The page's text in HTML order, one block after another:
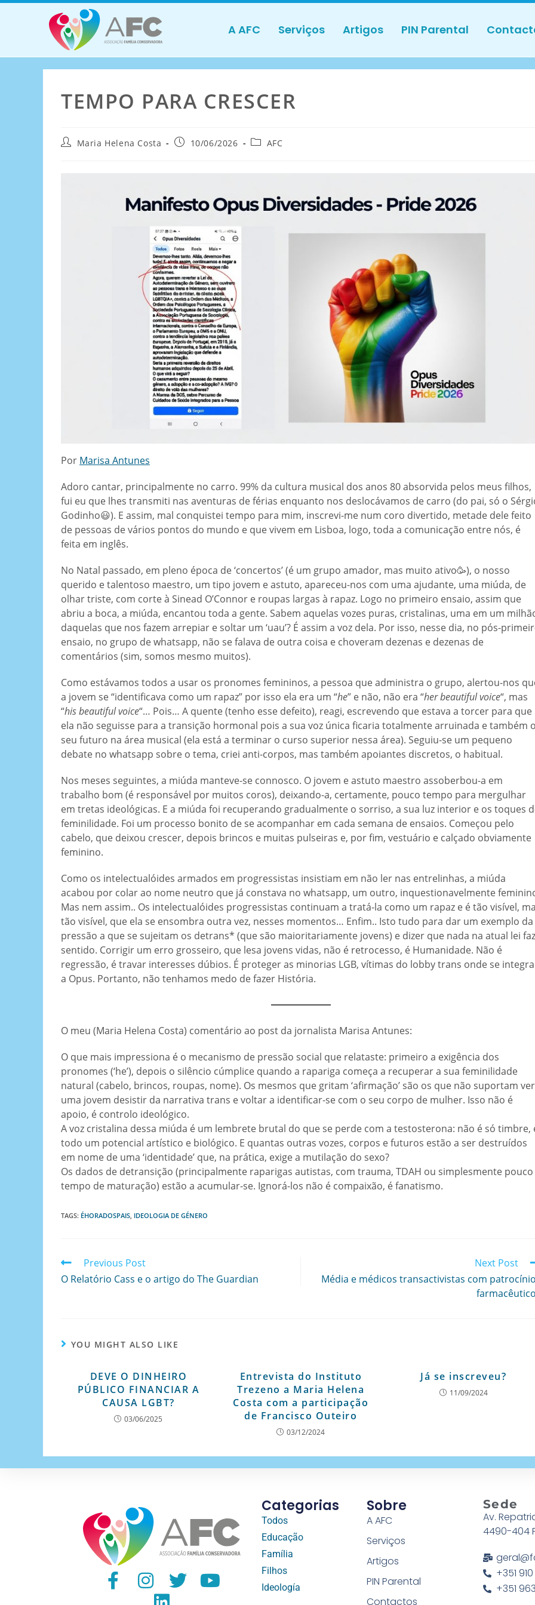
A AFC Serviços Artigos PIN Parental
TEMPO PARA CRESCER
Maria Helena Costa 10/06/2026 AFC
Por Marisa Antunes
Adoro cantar, principalmente no carro. 99% da cultura musical dos anos 80 absorvida pelos meus filhos,
fui eu que lhes transmiti nas aventuras de férias enquanto nos deslocávamos de carro (do pai, só o
Godinho😃). E assim, mal conquistei tempo para mim, inscrevi-me num coro divertido, metade dele feito
de pessoas de vários pontos do mundo e que vivem em Lisboa, logo, toda a comunicação entre nós, é
feita em inglês.
No Natal passado, em pleno época de ‘concertos’ (é um grupo amador, mas muito ativo🥳), o nosso
querido e talentoso maestro, um tipo jovem e astuto, apareceu-nos com uma ajudante, uma miúda, de
olhar triste, com corte à Sinead O’Connor e roupas largas à rapaz. Logo no primeiro ensaio, assim que
abriu a boca, a miúda, encantou toda a gente. Sabem aquelas vozes puras, cristalinas, uma em um
daquelas que nos fazem arrepiar e soltar um ‘uau’? É assim a voz dela. Por isso, nesse dia, no pós-
ensaio, no grupo de whatsapp, não se falava de outra coisa e choveram dezenas e dezenas de
comentários (sim, somos mesmo muitos).
Como estávamos todos a usar os pronomes femininos, a pessoa que administra o grupo, alertou-nos
a jovem se “identificava como um rapaz” por isso ela era um “he” e não, não era “her beautiful voice“, mas
“his beautiful voice“… Pois… A quente (tenho esse defeito), reagi, escrevendo que estava a torcer para que
ela não seguisse para a transição hormonal pois a sua voz única ficaria totalmente arruinada e também o
seu futuro na área musical (ela está a terminar o curso superior nessa área). Seguiu-se um pequeno
debate no whatsapp sobre o tema, criei anti-corpos, mas também apoiantes discretos, o habitual.
Nos meses seguintes, a miúda manteve-se connosco. O jovem e astuto maestro assoberbou-a em
trabalho bom (é responsável por muitos coros), deixando-a, certamente, pouco tempo para mergulhar
em tretas ideológicas. E a miúda foi recuperando gradualmente o sorriso, a sua luz interior e os toques
feminilidade. Foi um processo bonito de se acompanhar em cada semana de ensaios. Começou pelo
cabelo, que deixou crescer, depois brincos e muitas pulseiras e, por fim, vestuário e calçado obviamente
feminino.
Como os intelectualóides armados em progressistas insistiam em não ler nas entrelinhas, a miúda
acabou por colar ao nome neutro que já constava no whatsapp, um outro, inquestionavelmente
Mas nem assim.. Os intelectualóides progressistas continuam a tratá-la como um rapaz e é tão visível,
tão visível, que ela se ensombra outra vez, nesses momentos… Enfim.. Isto tudo para dar um exemplo da
pressão a que se sujeitam os detrans* (que são maioritariamente jovens) e dizer que nada na atual lei faz
sentido. Corrigir um erro grosseiro, que lesa jovens vidas, não é retrocesso, é Humanidade. Não é
regressão, é travar interesses dúbios. É proteger as minorias LGB, vítimas do lobby trans onde se integra
a Opus. Portanto, não tenhamos medo de fazer História.
O meu (Maria Helena Costa) comentário ao post da jornalista Marisa Antunes:
O que mais impressiona é o mecanismo de pressão social que relataste: primeiro a exigência dos
pronomes (‘he’), depois o silêncio cúmplice quando a rapariga começa a recuperar a sua feminilidade
natural (cabelo, brincos, roupas, nome). Os mesmos que gritam ‘afirmação’ são os que não suportam ver
uma jovem desistir da narrativa trans e voltar a identificar-se com o seu corpo de mulher. Isso não é
apoio, é controlo ideológico.
A voz cristalina dessa miúda é um lembrete brutal do que se perde com a testosterona: não é só timbre,
todo um potencial artístico e biológico. E quantas outras vozes, corpos e futuros estão a ser destruídos
em nome de uma ‘identidade’ que, na prática, exige a mutilação do sexo?
Os dados de detransição (principalmente raparigas autistas, com trauma, TDAH ou simplesmente pouco
tempo de maturação) estão a acumular-se. Ignorá-los não é compaixão, é fanatismo.
TAGS: ÉHORADOSPAIS IDEOLOGIA DE GÉNERO
Previous Post
O Relatório Cass e o artigo do The Guardian
Next Post
Média e médicos transactivistas com
YOU MIGHT ALSO LIKE
DEVE O DINHEIRO
PÚBLICO FINANCIAR A
CAUSA LGBT?
03/06/2025
Entrevista do Instituto
Trezeno a Maria Helena
Costa com a participação
de Francisco Outeiro
03/12/2024
Já se inscreveu?
11/09/2024
Categorias
Todos
Educação
Família
Filhos
Ideología
Sobre
A AFC
Serviços
Artigos
PIN Parental
Contactos
Sede
Av.
4490-404
+351
+351